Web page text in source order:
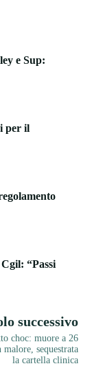
e Sup:
per il
“Passi
successivo
choc: muore a 26
sequestrata
la cartella clinica